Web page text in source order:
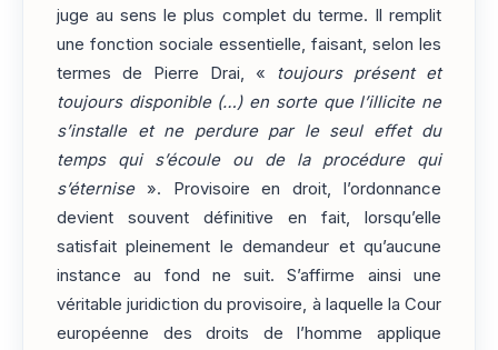
juge au sens le plus complet du terme. Il remplit
une fonction sociale essentielle, faisant, selon les
termes de Pierre Drai, « toujours présent et
toujours disponible (…) en sorte que l’illicite ne
s’installe et ne perdure par le seul effet du
temps qui s’écoule ou de la procédure qui
s’éternise». Provisoire en droit, l’ordonnance
devient souvent définitive en fait, lorsqu’elle
satisfait pleinement le demandeur et qu’aucune
instance au fond ne suit. S’affirme ainsi une
véritable juridiction du provisoire, à laquelle la Cour
européenne des droits de l’homme applique